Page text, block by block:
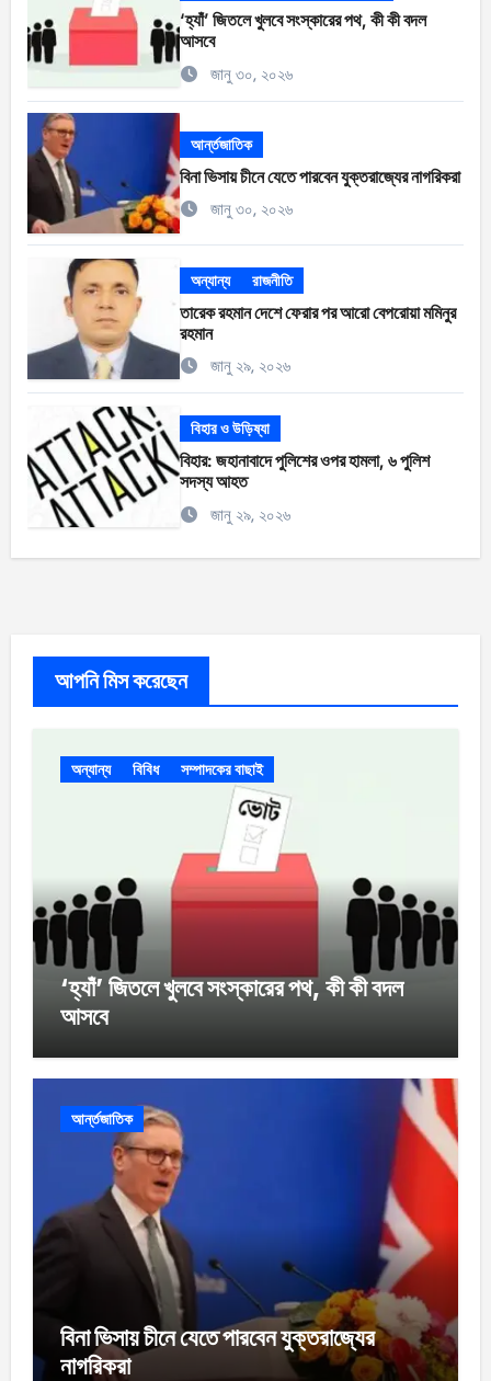
‘হ্যাঁ’ জিতলে খুলবে সংস্কারের পথ, কী কী বদল
আসবে
জানু ৩০, ২০২৬
আর্ন্তজাতিক
বিনা ভিসায় চীনে যেতে পারবেন যুক্তরাজ্যের নাগরিকরা
জানু ৩০, ২০২৬
অন্যান্য রাজনীতি
তারেক রহমান দেশে ফেরার পর আরো বেপরোয়া মমিনুর
রহমান
জানু ২৯, ২০২৬
বিহার ও উড়িষ্যা
বিহার: জহানাবাদে পুলিশের ওপর হামলা, ৬ পুলিশ
সদস্য আহত
জানু ২৯, ২০২৬
আপনি মিস করেছেন
অন্যান্য বিবিধ সম্পাদকের বাছাই
‘হ্যাঁ’ জিতলে খুলবে সংস্কারের পথ, কী কী বদল
আসবে
আর্ন্তজাতিক
বিনা ভিসায় চীনে যেতে পারবেন যুক্তরাজ্যের
নাগরিকরা